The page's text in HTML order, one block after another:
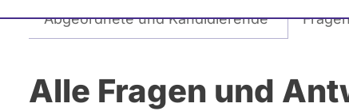
Primäre
Reiter
Abgeordnete und Kandidierende
Alle Fragen und